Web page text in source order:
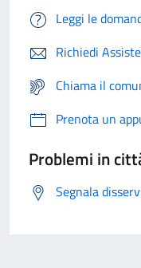
Leggi le
Richiedi
Chiama il
Prenota un
Problemi in
Segnala